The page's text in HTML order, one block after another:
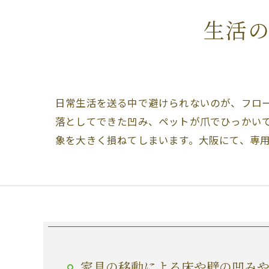
生活
日常生活を送る中で避けられないのが、フ
落としてできた凹み、ペットが爪でひっか
象を大きく損ねてしまいます。大阪にて、専